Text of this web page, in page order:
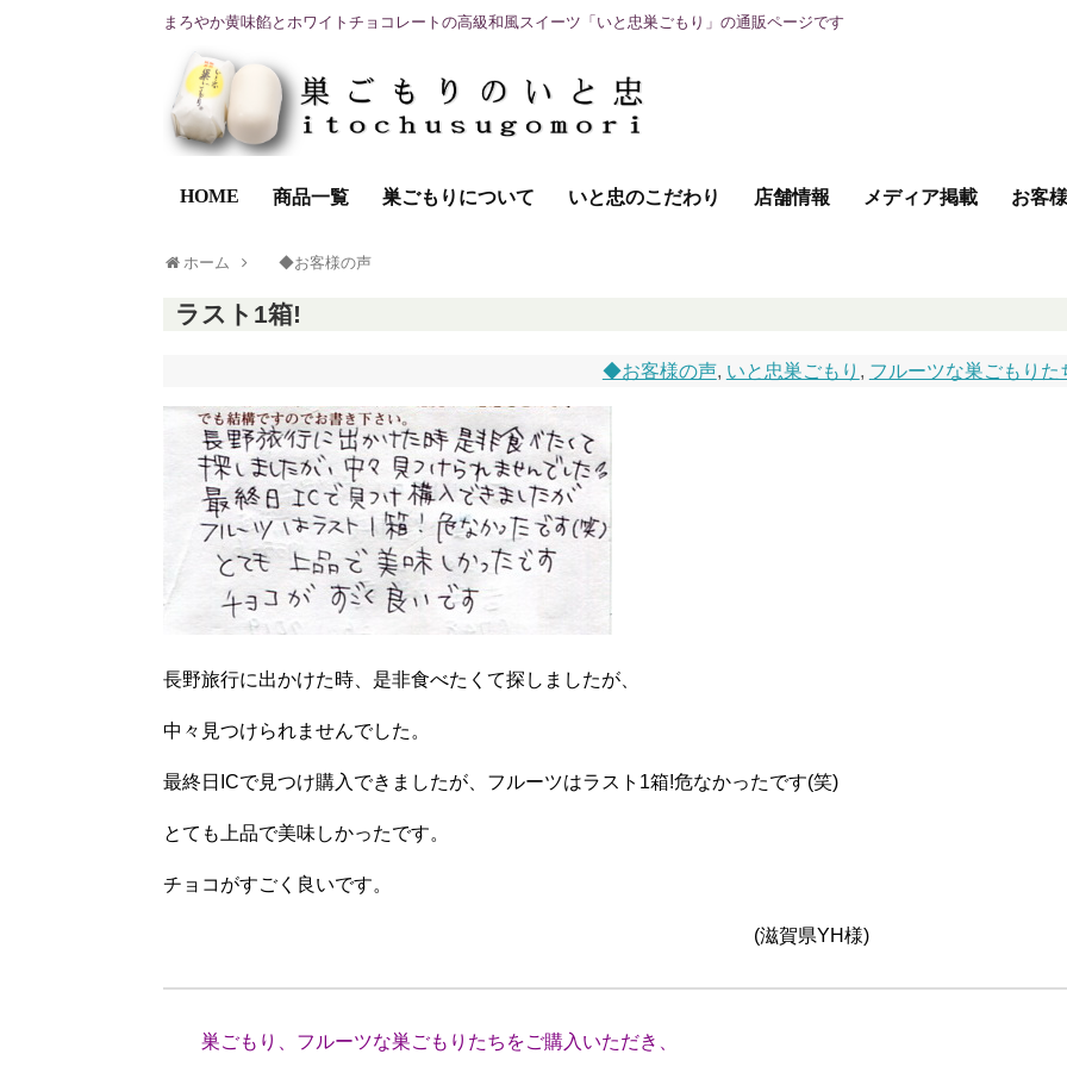
まろやか黄味餡とホワイトチョコレートの高級和風スイーツ「いと忠巣ごもり」の通販ページです
HOME 商品一覧 巣ごもりについて いと忠のこだわり 店舗情報 メディア掲載 お客
ホーム ◆お客様の声
ラスト1箱!
◆お客様の声, いと忠巣ごもり , フルーツな巣ごもりた
長野旅行に出かけた時、是非食べたくて探しましたが、
中々見つけられませんでした。
最終日ICで見つけ購入できましたが、フルーツはラスト1箱!危なかったです(笑)
とても上品で美味しかったです。
チョコがすごく良いです。
(滋賀県YH様)
巣ごもり、フルーツな巣ごもりたちをご購入いただき、